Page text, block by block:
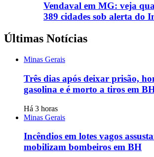
Vendaval em MG: veja
389 cidades sob alerta do
Últimas Notícias
Minas Gerais
Três dias após deixar prisão,
gasolina e é morto a tiros em
Há 3 horas
Minas Gerais
Incêndios em lotes vagos
mobilizam bombeiros em BH